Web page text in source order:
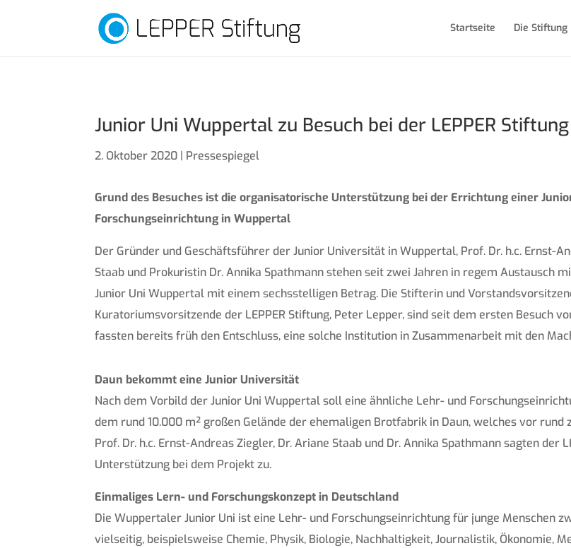
Startseite Die Stiftung
Junior Uni Wuppertal zu Besuch bei der LEPPER
2. Oktober 2020 | Pressespiegel
Grund des Besuches ist die organisatorische Unterstützung bei der Errichtung einer
Forschungseinrichtung in Wuppertal
Der Gründer und Geschäftsführer der Junior Universität in Wuppertal, Prof. Dr. h.c. Ernst-
Staab und Prokuristin Dr. Annika Spathmann stehen seit zwei Jahren in regem Austausch
Junior Uni Wuppertal mit einem sechsstelligen Betrag. Die Stifterin und
Kuratoriumsvorsitzende der LEPPER Stiftung, Peter Lepper, sind seit dem ersten Besuch
fassten bereits früh den Entschluss, eine solche Institution in Zusammenarbeit mit den
Daun bekommt eine Junior Universität
Nach dem Vorbild der Junior Uni Wuppertal soll eine ähnliche Lehr- und
dem rund 10.000 m² großen Gelände der ehemaligen Brotfabrik in Daun, welches vor
Prof. Dr. h.c. Ernst-Andreas Ziegler, Dr. Ariane Staab und Dr. Annika Spathmann sagten der
Unterstützung bei dem Projekt zu.
Einmaliges Lern- und Forschungskonzept in Deutschland
Die Wuppertaler Junior Uni ist eine Lehr- und Forschungseinrichtung für junge Menschen
vielseitig, beispielsweise Chemie, Physik, Biologie, Nachhaltigkeit, Journalistik, Ökonomie,